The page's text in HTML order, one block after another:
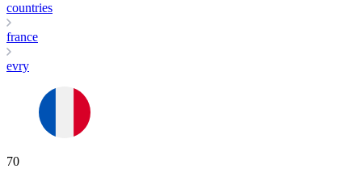
countries
france
evry
70